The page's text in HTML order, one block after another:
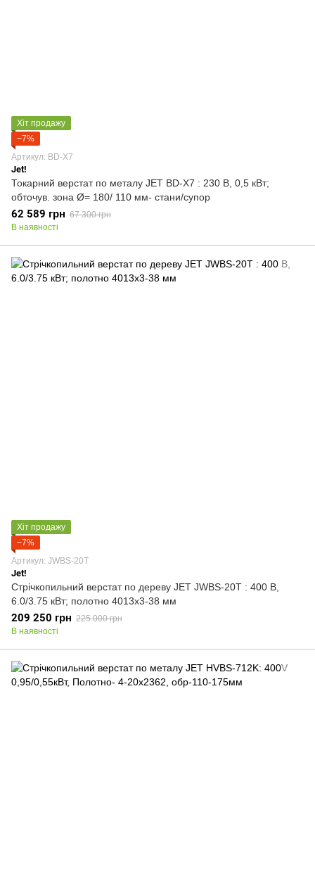
Хіт продажу
−7%
Артикул: BD-X7
Jet!
Токарний верстат по металу JET BD-X7 : 230 В, 0,5 кВт;
обточув. зона Ø= 180/ 110 мм- стани/супор
62 589 грн 67 300 грн
В наявності
Хіт продажу
−7%
Артикул: JWBS-20T
Jet!
Стрічкопильний верстат по дереву JET JWBS-20T : 400 В,
6.0/3.75 кВт; полотно 4013х3-38 мм
209 250 грн 225 000 грн
В наявності